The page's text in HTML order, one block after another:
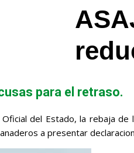
para el retraso.
del Estado, la rebaja
a presentar